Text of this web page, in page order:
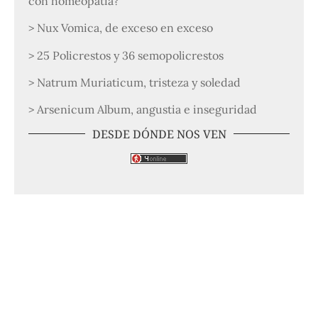
> Nux Vomica, de exceso en exceso
> 25 Policrestos y 36 semopolicrestos
> Natrum Muriaticum, tristeza y soledad
> Arsenicum Album, angustia e inseguridad
DESDE DÓNDE NOS VEN